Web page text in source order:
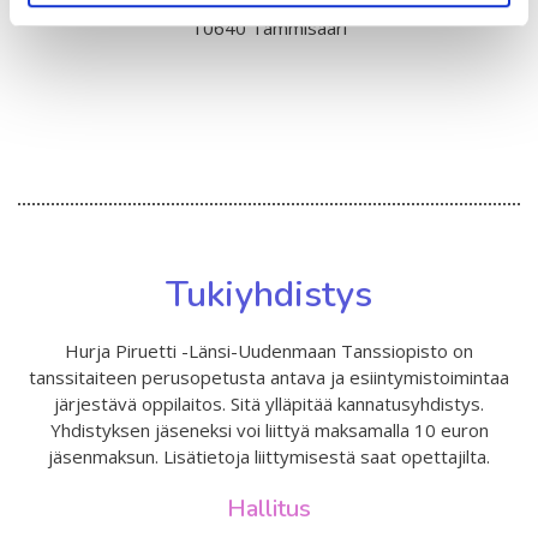
10640 Tammisaari
Tukiyhdistys
Hurja Piruetti -Länsi-Uudenmaan Tanssiopisto on
tanssitaiteen perusopetusta antava ja esiintymistoimintaa
järjestävä oppilaitos. Sitä ylläpitää kannatusyhdistys.
Yhdistyksen jäseneksi voi liittyä maksamalla 10 euron
jäsenmaksun. Lisätietoja liittymisestä saat opettajilta.
Hallitus